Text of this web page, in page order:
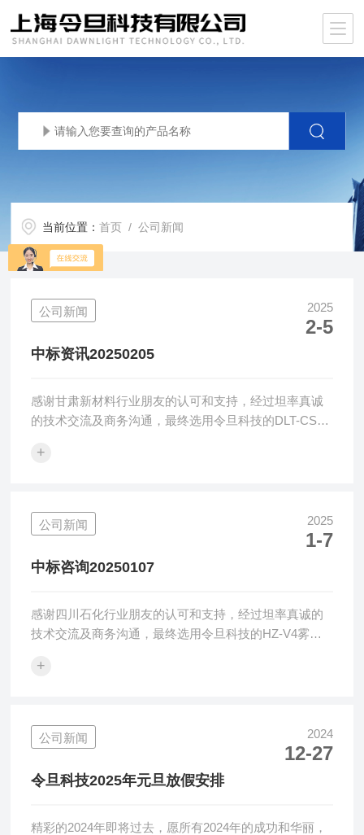
当前位置：首页 / 公司新闻
公司新闻 2025
2-5
中标资讯20250205
感谢甘肃新材料行业朋友的认可和支持，经过坦率真诚
的技术交流及商务沟通，最终选用令旦科技的DLT-CS黄
广泛应用在树脂塑料、汽车玻璃、光学膜屏等行业的颜
力于提供优化的表观检测解决方案，提供优质可靠的黄
色指数仪、透光率雾度计、变角度光泽度仪、清晰度计
等光学检测设备、方案及服务。上海令旦科技有限公司
将继续做好产品及服务，帮助广大中国用户解决...
+
公司新闻 2025
1-7
中标咨询20250107
感谢四川石化行业朋友的认可和支持，经过坦率真诚的
技术交流及商务沟通，最终选用令旦科技的HZ-V4雾度
用在树脂塑料、汽车玻璃、光学膜屏等行业的颜色、雾
供优化的表观检测解决方案，提供优质可靠的黄色指数
仪、透光率雾度计、变角度光泽度仪、清晰度计等光学
检测设备、方案及服务。上海令旦科技有限公司将继续
做好产品及服务，帮助广大中国用户解决光学检测...
+
公司新闻 2024
12-27
令旦科技2025年元旦放假安排
精彩的2024年即将过去，愿所有2024年的成功和华丽，